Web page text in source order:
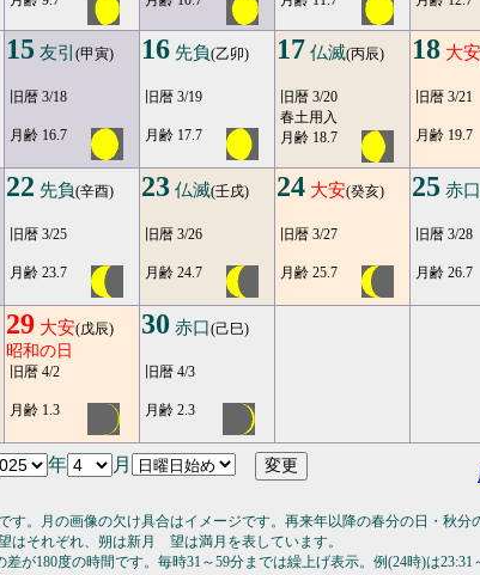
15 友引 (甲寅)
旧暦 3/18
月齢 16.7
16 先負(乙卯)
旧暦 3/19
月齢 17.7
17 仏滅(丙辰)
旧暦 3/20
春土用入
月齢 18.7
18 大安
旧暦 3/21
月齢 19.7
22 先負(辛酉)
旧暦 3/25
月齢 23.7
23 仏滅(壬戌)
旧暦 3/26
月齢 24.7
24 大安(癸亥)
旧暦 3/27
月齢 25.7
25 赤口
旧暦 3/28
月齢 26.7
29 大安(戊辰)
昭和の日
旧暦 4/2
月齢 1.3
30 赤口(己巳)
旧暦 4/3
月齢 2.3
年 月
。月の画像の欠け具合はイメージです。再来年以降の春分の日・秋分
はそれぞれ、朔は新月 望は満月を表しています。
が180度の時間です。毎時31～59分までは繰上げ表示。例(24時)は23:31